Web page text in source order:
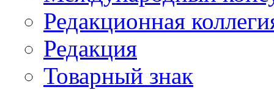
Редакционная
Редакция
Товарный знак